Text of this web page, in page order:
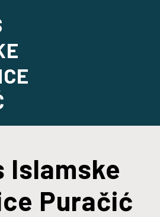
Islamske
Puračić